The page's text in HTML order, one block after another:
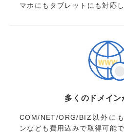
マホにもタブレットにも対応
多くのドメイン
COM/NET/ORG/BIZ以外に
ンなども費用込みで取得可能で